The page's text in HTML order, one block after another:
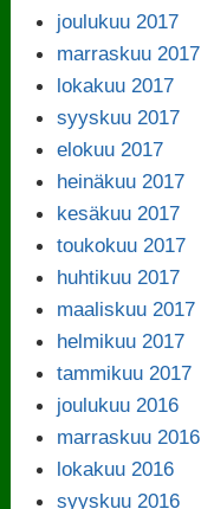
joulukuu 2017
marraskuu 2017
lokakuu 2017
syyskuu 2017
elokuu 2017
heinäkuu 2017
kesäkuu 2017
toukokuu 2017
huhtikuu 2017
maaliskuu 2017
helmikuu 2017
tammikuu 2017
joulukuu 2016
marraskuu 2016
lokakuu 2016
syyskuu 2016